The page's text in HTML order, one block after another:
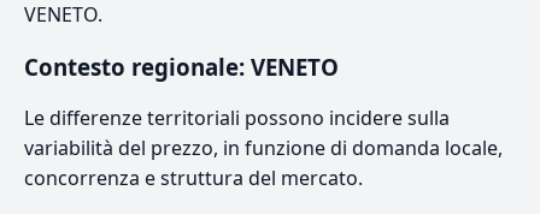
VENETO.
Contesto regionale: VENETO
Le differenze territoriali possono incidere sulla
variabilità del prezzo, in funzione di domanda locale,
concorrenza e struttura del mercato.